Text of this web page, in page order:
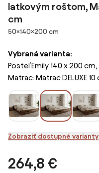
latkovým roštom,
cm
Rozmery
50×140×200 cm
Vybraná varianta:
Posteľ Emily 140 x 200
Matrac: Matrac DELUXE 10
Zobraziť dostupné varianty
264,8 €